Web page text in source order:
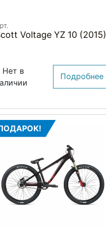
Voltage YZ 10 (2015)
Нет в
Подробнее